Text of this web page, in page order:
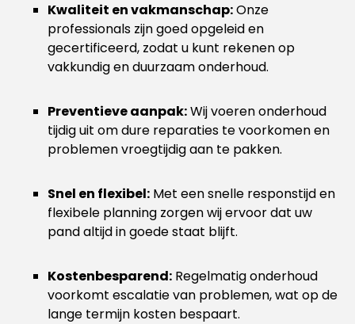
Kwaliteit en vakmanschap:Onze
professionals zijn goed opgeleid en
gecertificeerd, zodat u kunt rekenen op
vakkundig en duurzaam onderhoud.
Preventieve aanpak:Wij voeren onderhoud
tijdig uit om dure reparaties te voorkomen en
problemen vroegtijdig aan te pakken.
Snel en flexibel: Met een snelle responstijd en
flexibele planning zorgen wij ervoor dat uw
pand altijd in goede staat blijft.
Kostenbesparend: Regelmatig onderhoud
voorkomt escalatie van problemen, wat op de
lange termijn kosten bespaart.